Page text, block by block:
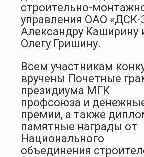
строительно-
управления ОАО «ДСК-
Александру Каширину
Олегу Гришину.
Всем участникам
вручены Почетные
президиума МГК
профсоюза и
премии, а также
памятные награды от
Национального
объединения